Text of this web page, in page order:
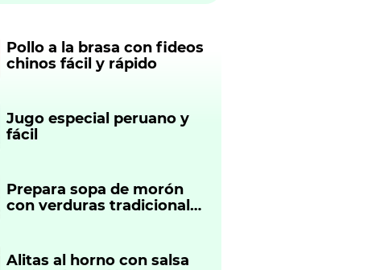
Pollo a la brasa con fideos
chinos fácil y rápido
Jugo especial peruano y
fácil
Prepara sopa de morón
con verduras tradicional
Alitas al horno con salsa